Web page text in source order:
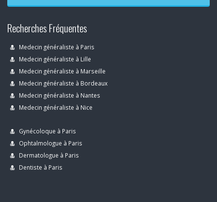
Recherches Fréquentes
Medecin généraliste à Paris
Medecin généraliste à Lille
Medecin généraliste à Marseille
Medecin généraliste à Bordeaux
Medecin généraliste à Nantes
Medecin généraliste à Nice
Gynécoloque à Paris
Ophtalmologue à Paris
Dermatologue à Paris
Dentiste à Paris